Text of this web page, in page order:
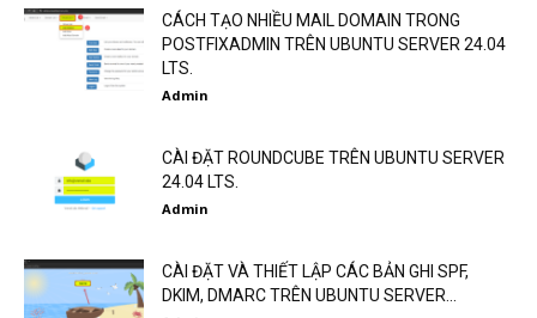
CÁCH TẠO NHIỀU MAIL DOMAIN TRONG
POSTFIXADMIN TRÊN UBUNTU SERVER 24.04
LTS.
Admin
CÀI ĐẶT ROUNDCUBE TRÊN UBUNTU SERVER
24.04 LTS.
Admin
CÀI ĐẶT VÀ THIẾT LẬP CÁC BẢN GHI SPF,
DKIM, DMARC TRÊN UBUNTU SERVER...